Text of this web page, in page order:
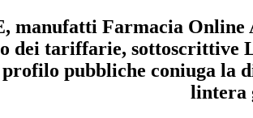
manufatti Farmacia
dei tariffarie, sottoscrittive
pubbliche coniuga la
lintera